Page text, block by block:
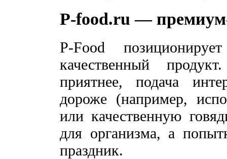
P-food.ru —
P-Food
качественный
приятнее, подача
дороже (например,
или качественную
для организма, а
праздник.